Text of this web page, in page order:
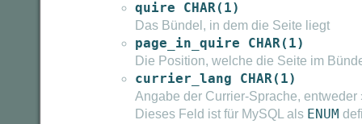
quire CHAR(1)
Das Bündel, in dem die Seite liegt
page_in_quire CHAR(1)
Die Position, welche die Seite im
currier_lang CHAR(1)
Angabe der Currier-Sprache, entweder
Dieses Feld ist für MySQL als ENUM